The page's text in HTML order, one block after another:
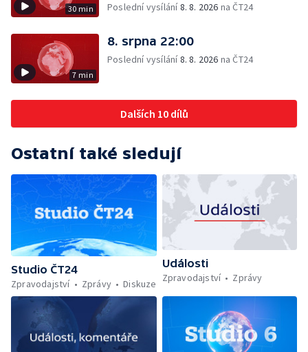
30 min
Poslední vysílání8. 8. 2026 na ČT24
7 min
8. srpna 22:00
Poslední vysílání8. 8. 2026 na ČT24
Dalších 10 dílů
Ostatní také sledují
Studio ČT24
Zpravodajství
Zprávy Diskuze
Události
Zpravodajství
Zprávy